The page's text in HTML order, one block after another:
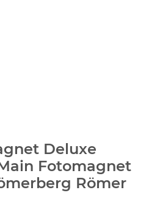
Deluxe
Fotomagnet
Römer